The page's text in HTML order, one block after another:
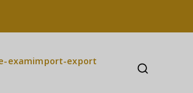
examimport-export